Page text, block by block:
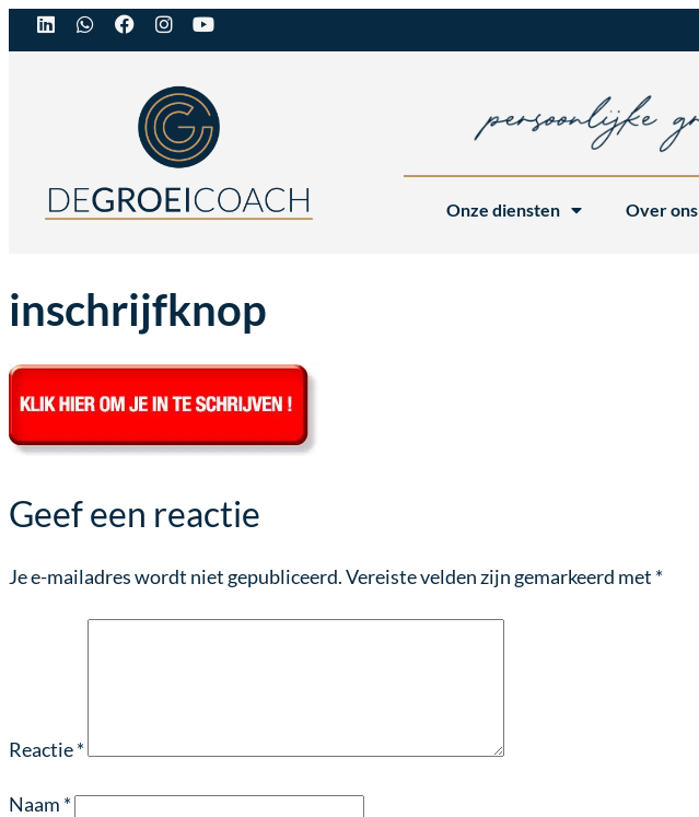
Onze diensten Over ons
inschrijfknop
Geef een reactie
Je e-mailadres wordt niet gepubliceerd.Vereiste velden zijn gemarkeerd met *
Reactie*
Naam *